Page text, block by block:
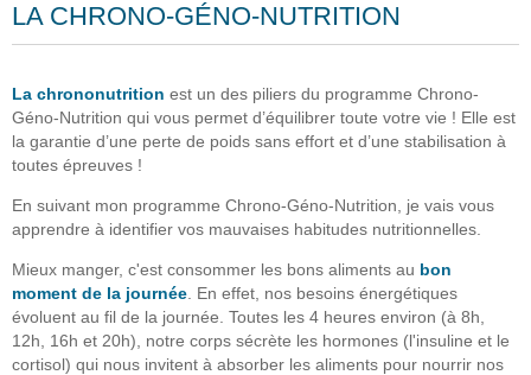
LA CHRONO-GÉNO-NUTRITION
La chrononutrition est un des piliers du programme Chrono-
Géno-Nutrition qui vous permet d’équilibrer toute votre vie ! Elle est
la garantie d’une perte de poids sans effort et d’une stabilisation à
toutes épreuves !
En suivant mon programme Chrono-Géno-Nutrition, je vais vous
apprendre à identifier vos mauvaises habitudes nutritionnelles.
Mieux manger, c'est consommer les bons aliments au bon
moment de la journée . En effet, nos besoins énergétiques
évoluent au fil de la journée. Toutes les 4 heures environ (à 8h,
12h, 16h et 20h), notre corps sécrète les hormones (l'insuline et le
cortisol) qui nous invitent à absorber les aliments pour nourrir nos